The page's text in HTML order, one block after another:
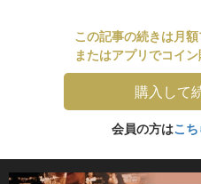
この記事の続きは月額
またはアプリでコイ
購入して
会員の方はこ